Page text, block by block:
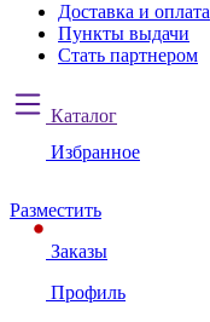
Доставка и оплата
Пункты выдачи
Стать партнером
Каталог
Избранное
Разместить
Заказы
Профиль